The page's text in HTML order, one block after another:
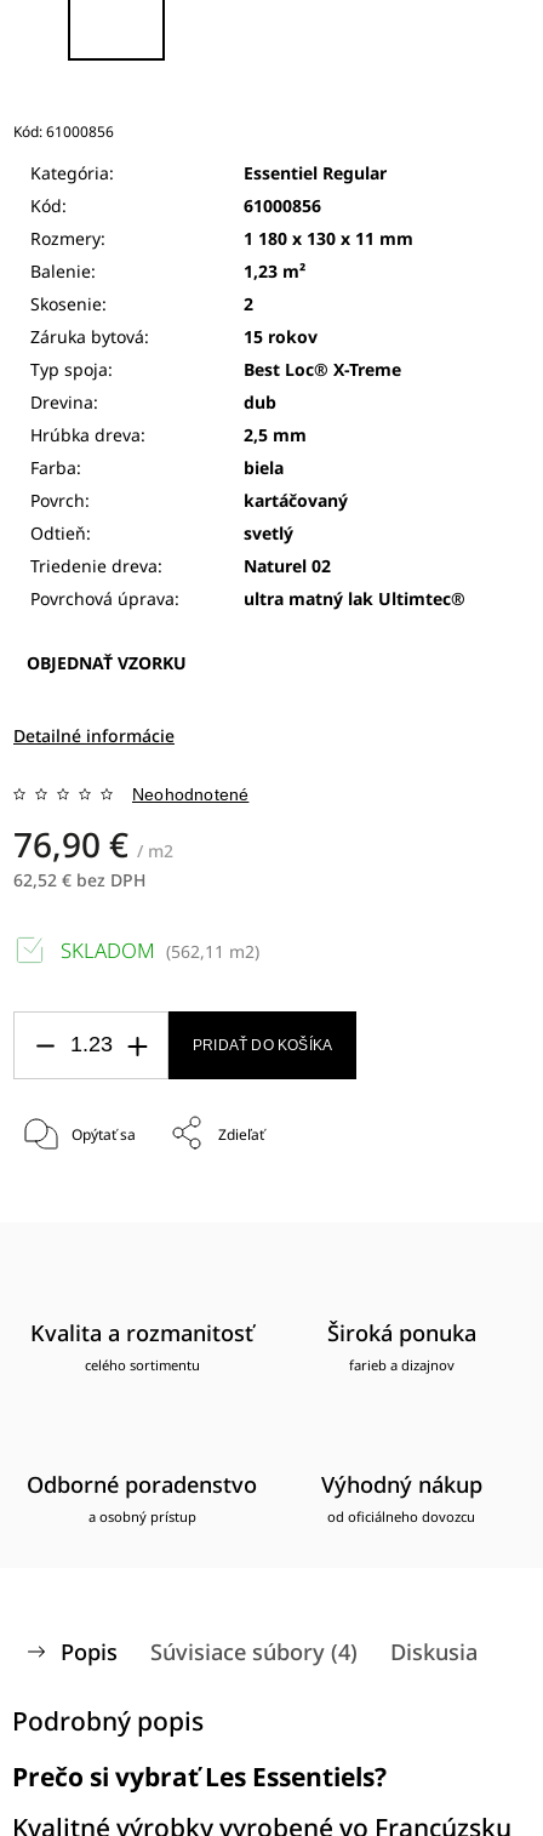
Kód:61000856
Kategória:
Essentiel Regular
Kód:
61000856
Rozmery:
1 180 x 130 x 11 mm
Balenie:
1,23 m²
Skosenie:
2
Záruka bytová:
15 rokov
Typ spoja:
Best Loc® X-Treme
Drevina:
dub
Hrúbka dreva:
2,5 mm
Farba:
biela
Povrch:
kartáčovaný
Odtieň:
svetlý
Triedenie dreva:
Naturel 02
Povrchová úprava:
ultra matný lak Ultimtec®
OBJEDNAŤ VZORKU
Detailné informácie
Neohodnotené
76,90 € / m2
62,52 € bez DPH
SKLADOM (562,11 m2)
PRIDAŤ DO KOŠÍKA
Opýtať sa Zdieľať
Kvalita a rozmanitosť
celého sortimentu
Široká ponuka
farieb a dizajnov
Odborné poradenstvo
a osobný prístup
Výhodný nákup
od oficiálneho dovozcu
Popis Súvisiace súbory (4) Diskusia
Podrobný popis
Prečo si vybrať Les Essentiels?
Kvalitné výrobky vyrobené vo Francúzsku